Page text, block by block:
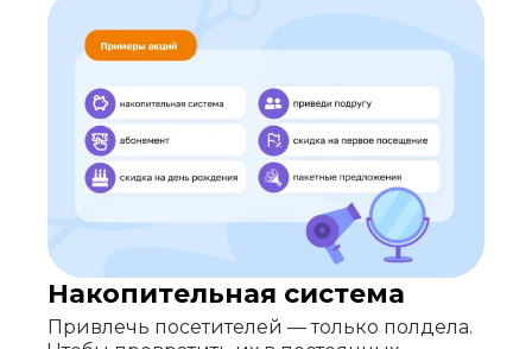
Накопительная система
Привлечь посетителей — только полдела.